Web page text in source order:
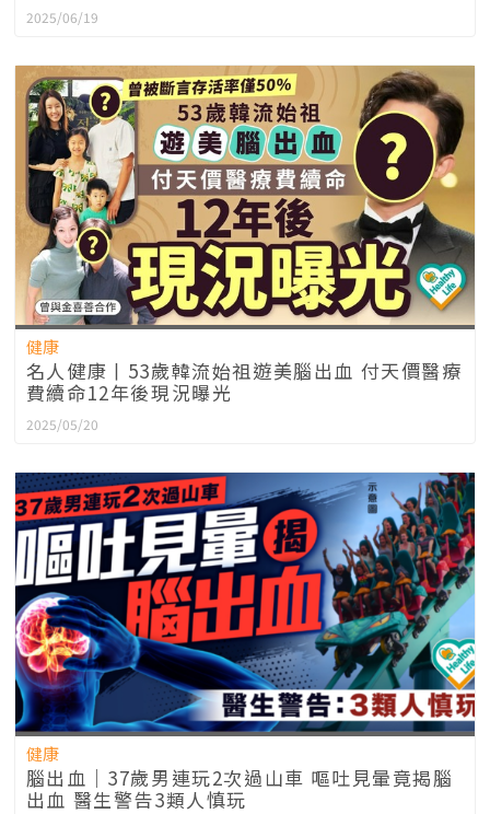
2025/06/19
健康
名人健康丨53歲韓流始祖遊美腦出血 付天價醫療
費續命12年後現況曝光
2025/05/20
健康
腦出血｜37歲男連玩2次過山車 嘔吐見暈竟揭腦
出血 醫生警告3類人慎玩